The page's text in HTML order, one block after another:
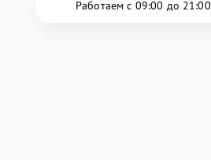
Работаем с 09:00 до 21:00